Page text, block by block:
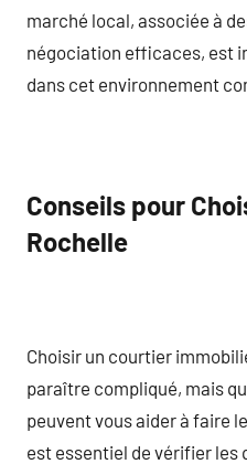
marché local, associée à
négociation efficaces, est
dans cet environnement
Conseils pour
Rochelle
Choisir un courtier
paraître compliqué, mais
peuvent vous aider à faire
est essentiel de vérifier